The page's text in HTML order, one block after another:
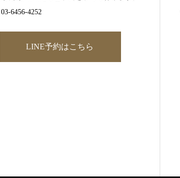
6456-4252
LINE予約はこちら